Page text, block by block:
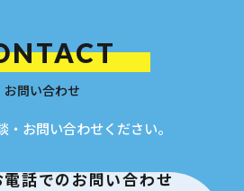
お問い合わせ
・お問い合わせください。
電話でのお問い合わせ